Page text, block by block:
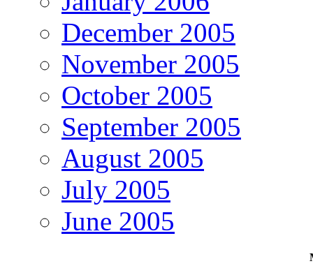
December 2005
November 2005
October 2005
September 2005
August 2005
July 2005
June 2005